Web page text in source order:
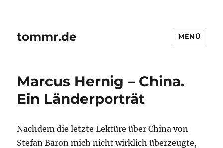
tommr.de MENÜ
Marcus Hernig – China.
Ein Länderporträt
Nachdem die letzte Lektüre über China von
Stefan Baron mich nicht wirklich überzeugte,